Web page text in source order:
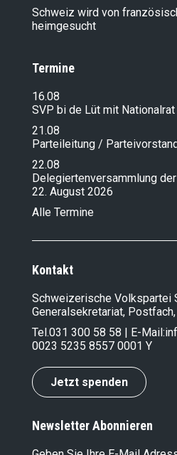
Schweiz wird von
heimgesucht
Termine
16.08
SVP bi de Lüt mit
21.08
Parteileitung /
22.08
Delegiertenversammlung
22. August 2026
Alle Termine
Kontakt
Schweizerische Volkspartei
Generalsekretariat,
Tel.031 300 58 58 | E-Mail:
0023 5235 8557 0001 Y
Jetzt spenden
Newsletter Abonnieren